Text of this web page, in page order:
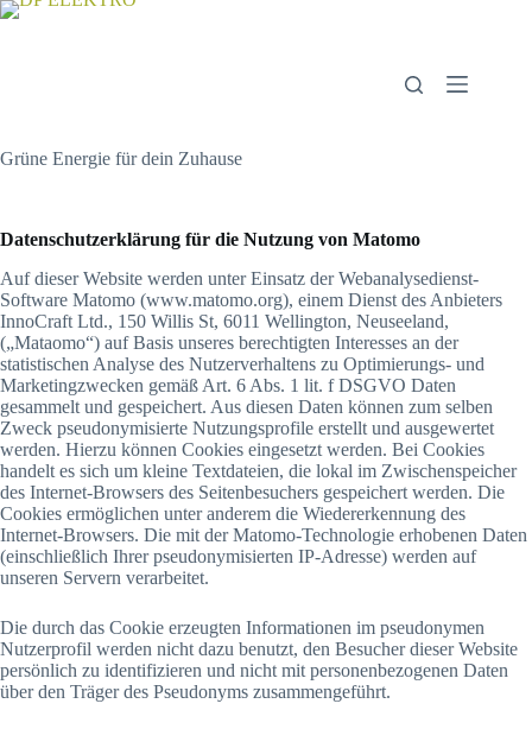
Zum
Grüne Energie für dein Zuhause
Datenschutzerklärung für die Nutzung von Matomo
Auf dieser Website werden unter Einsatz der Webanalysedienst-
Software Matomo (www.matomo.org), einem Dienst des Anbieters
InnoCraft Ltd., 150 Willis St, 6011 Wellington, Neuseeland,
(„Mataomo“) auf Basis unseres berechtigten Interesses an der
statistischen Analyse des Nutzerverhaltens zu Optimierungs- und
Marketingzwecken gemäß Art. 6 Abs. 1 lit. f DSGVO Daten
gesammelt und gespeichert. Aus diesen Daten können zum selben
Zweck pseudonymisierte Nutzungsprofile erstellt und ausgewertet
werden. Hierzu können Cookies eingesetzt werden. Bei Cookies
handelt es sich um kleine Textdateien, die lokal im Zwischenspeicher
des Internet-Browsers des Seitenbesuchers gespeichert werden. Die
Cookies ermöglichen unter anderem die Wiedererkennung des
Internet-Browsers. Die mit der Matomo-Technologie erhobenen Daten
(einschließlich Ihrer pseudonymisierten IP-Adresse) werden auf
unseren Servern verarbeitet.
Die durch das Cookie erzeugten Informationen im pseudonymen
Nutzerprofil werden nicht dazu benutzt, den Besucher dieser Website
persönlich zu identifizieren und nicht mit personenbezogenen Daten
über den Träger des Pseudonyms zusammengeführt.